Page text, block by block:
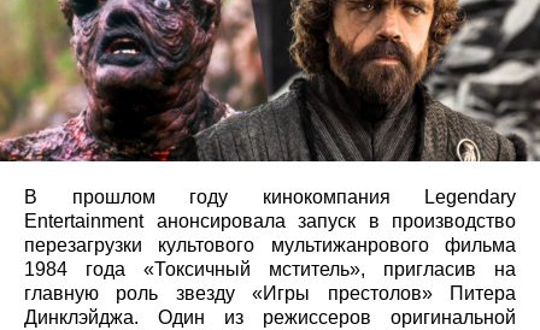
В прошлом году кинокомпания Legendary
Entertainment анонсировала запуск в производство
перезагрузки культового мультижанрового фильма
1984 года «Токсичный мститель», пригласив на
главную роль звезду «Игры престолов» Питера
Динклэйджа. Один из режиссеров оригинальной